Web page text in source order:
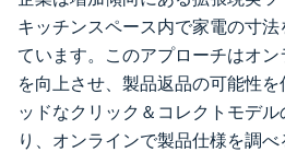
キッチンスペース内で家電の寸
ています。このアプローチはオ
を向上させ、製品返品の可能性
ッドなクリック＆コレクトモデ
り、オンラインで製品仕様を調